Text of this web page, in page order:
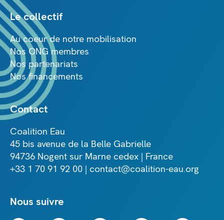
Le collectif
Au coeur de notre mobilisation
Nos ONG membres
Nos partenariats
Nos financements
Contact
Coalition Eau
45 bis avenue de la Belle Gabrielle
94736 Nogent sur Marne cedex | France
+33 1 70 91 92 00 | contact@coalition-eau.org
Nous suivre